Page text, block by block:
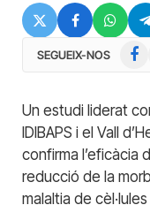
SEGUEIX-NOS
Un estudi liderat
IDIBAPS i el Vall
confirma l’eficàcia
reducció de la
malaltia de